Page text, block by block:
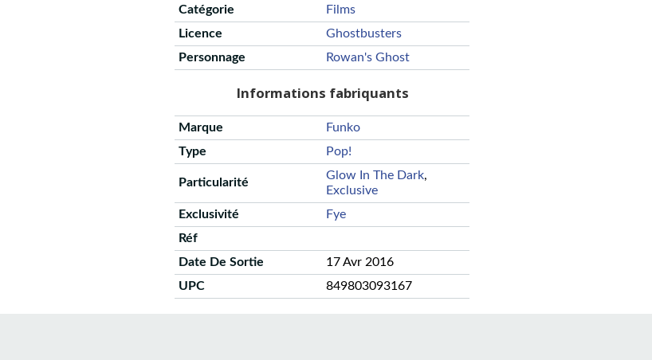
Catégorie
Films
Licence
Ghostbusters
Personnage
Rowan's Ghost
Informations fabriquants
Marque
Funko
Type
Pop!
Particularité
Glow In The Dark,
Exclusive
Exclusivité
Fye
Réf
Date De Sortie
17 Avr 2016
UPC
849803093167